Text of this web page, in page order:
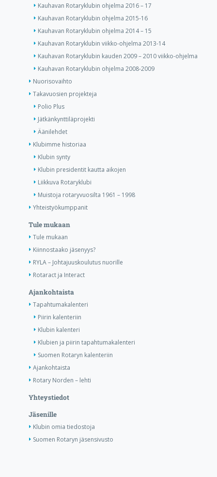
Kauhavan Rotaryklubin ohjelma 2016 – 17
Kauhavan Rotaryklubin ohjelma 2015-16
Kauhavan Rotaryklubin ohjelma 2014 – 15
Kauhavan Rotaryklubin viikko-ohjelma 2013-14
Kauhavan Rotaryklubin kauden 2009 – 2010 viikko-ohjelma
Kauhavan Rotaryklubin ohjelma 2008-2009
Nuorisovaihto
Takavuosien projekteja
Polio Plus
Jätkänkynttiläprojekti
Äänilehdet
Klubimme historiaa
Klubin synty
Klubin presidentit kautta aikojen
Liikkuva Rotaryklubi
Muistoja rotaryvuosilta 1961 – 1998
Yhteistyökumppanit
Tule mukaan
Tule mukaan
Kiinnostaako jäsenyys?
RYLA – Johtajuuskoulutus nuorille
Rotaract ja Interact
Ajankohtaista
Tapahtumakalenteri
Piirin kalenteriin
Klubin kalenteri
Klubien ja piirin tapahtumakalenteri
Suomen Rotaryn kalenteriin
Ajankohtaista
Rotary Norden – lehti
Yhteystiedot
Jäsenille
Klubin omia tiedostoja
Suomen Rotaryn jäsensivusto